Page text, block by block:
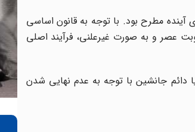
آینده مطرح بود. با توجه به قانون اساسی
عصر و به صورت غیرعلنی، فرآیند اصلی
دائم جانشین با توجه به عدم نهایی شدن